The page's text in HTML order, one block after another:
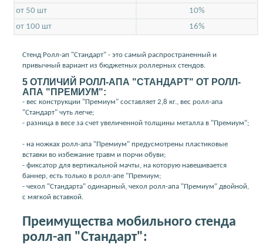
от 50 шт
10%
от 100 шт
16%
Стенд Ролл-ап "Стандарт" - это самый распространенный и
привычный вариант из бюджетных роллерных стендов.
5 ОТЛИЧИЙ РОЛЛ-АПА "СТАНДАРТ" ОТ РОЛЛ-
АПА "ПРЕМИУМ":
- вес конструкции "Премиум" составляет 2,8 кг., вес ролл-апа
"Стандарт" чуть легче;
- разница в весе за счет увеличенной толщины металла в "Премиум";
- на ножках ролл-апа "Премиум" предусмотрены пластиковые
вставки во избежание травм и порчи обуви;
- фиксатор для вертикальной мачты, на которую навешивается
баннер, есть только в ролл-апе "Премиум;
- чехол "Стандарта" одинарный, чехол ролл-апа "Премиум" двойной,
с мягкой вставкой.
Преимущества мобильного стенда
ролл-ап "Стандарт":